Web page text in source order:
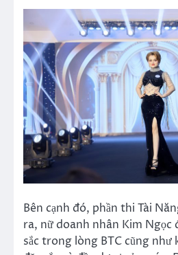
Bên cạnh đó, phần thi Tài
ra, nữ doanh nhân Kim Ngọc
sắc trong lòng BTC cũng như